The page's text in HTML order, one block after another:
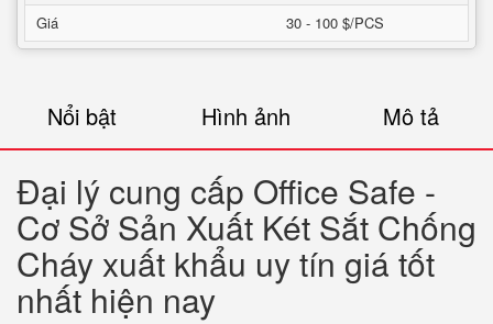
Giá
30 - 100 $/PCS
Nổi bật Hình ảnh Mô tả
Đại lý cung cấp Office Safe -
Cơ Sở Sản Xuất Két Sắt Chống
Cháy xuất khẩu uy tín giá tốt
nhất hiện nay